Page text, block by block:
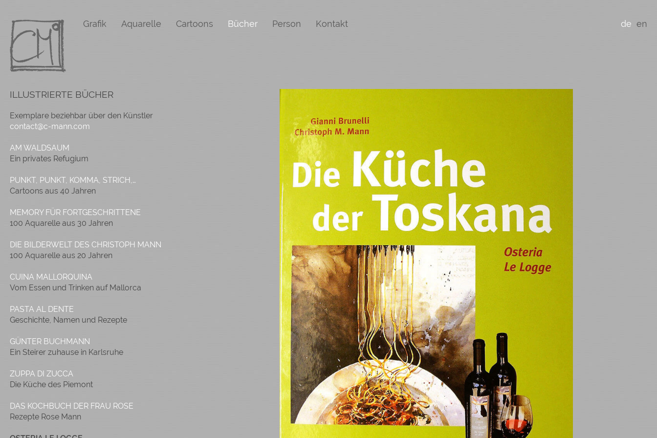
Grafik Aquarelle Cartoons Bücher Person Kontakt de en
ILLUSTRIERTE BÜCHER
Exemplare beziehbar über den Künstler
contact@c-mann.com
AM WALDSAUM
Ein privates Refugium
PUNKT, PUNKT, KOMMA, STRICH,…
Cartoons aus 40 Jahren
MEMORY FÜR FORTGESCHRITTENE
100 Aquarelle aus 30 Jahren
DIE BILDERWELT DES CHRISTOPH MANN
100 Aquarelle aus 20 Jahren
CUINA MALLORQUINA
Vom Essen und Trinken auf Mallorca
PASTA AL DENTE
Geschichte, Namen und Rezepte
GÜNTER BUCHMANN
Ein Steirer zuhause in Karlsruhe
ZUPPA DI ZUCCA
Die Küche des Piemont
DAS KOCHBUCH DER FRAU ROSE
Rezepte Rose Mann